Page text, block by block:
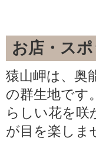
お店・ス
猿山岬は、奥
の群生地です
らしい花を咲
が目を楽しま